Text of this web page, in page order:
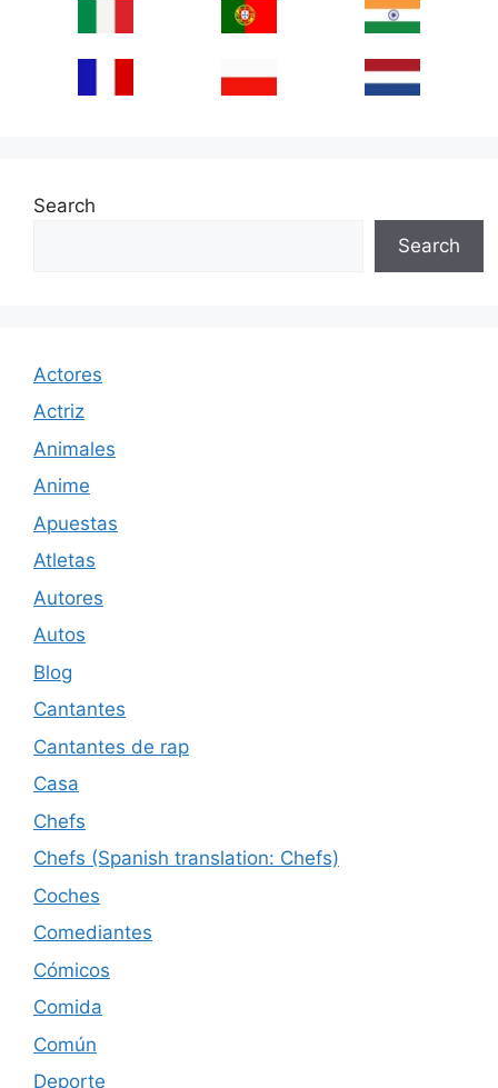
Search
Search
Actores
Actriz
Animales
Anime
Apuestas
Atletas
Autores
Autos
Blog
Cantantes
Cantantes de rap
Casa
Chefs
Chefs (Spanish translation: Chefs)
Coches
Comediantes
Cómicos
Comida
Común
Deporte